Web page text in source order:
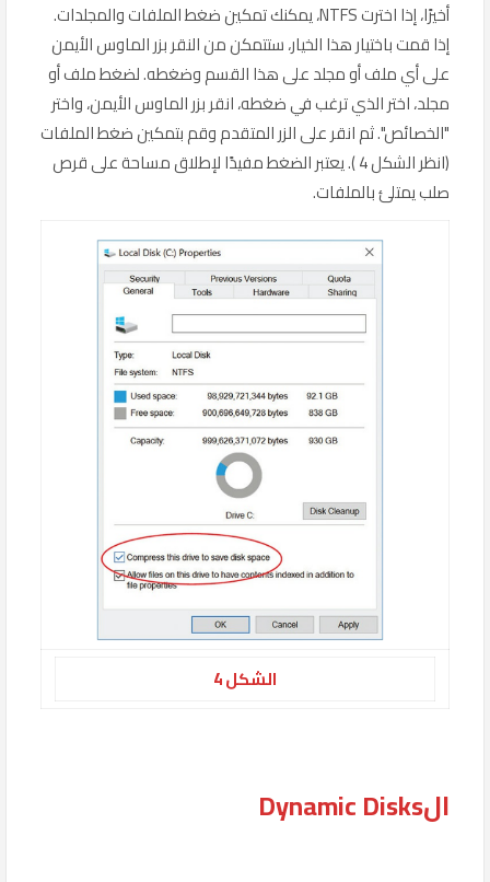
أخيرًا، إذا اخترت NTFS، يمكنك تمكين ضغط الملفات والمجلدات.
إذا قمت باختيار هذا الخيار، ستتمكن من النقر بزر الماوس الأيمن
على أي ملف أو مجلد على هذا القسم وضغطه. لضغط ملف أو
مجلد، اختر الذي ترغب في ضغطه، انقر بزر الماوس الأيمن، واختر
"الخصائص". ثم انقر على الزر المتقدم وقم بتمكين ضغط الملفات
(انظر الشكل 4 ). يعتبر الضغط مفيدًا لإطلاق مساحة على قرص
صلب يمتلئ بالملفات.
الشكل 4
الDynamic Disks